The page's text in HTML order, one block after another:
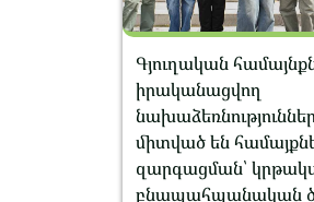
Գյուղական
իրականացվող
միտված են
զարգացման՝
բնապահպանական